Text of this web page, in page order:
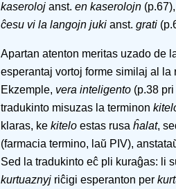
kaseroloj anst. en kaserolojn
ĉesu vi la langojn juki anst. grati
Apartan atenton meritas uzado de
esperantaj vortoj forme similaj al
Ekzemple, vera inteligento (p.38
tradukinto misuzas la terminon
klaras, ke kitelo estas rusa ĥalat,
(farmacia termino, laŭ PIV),
Sed la tradukinto eĉ pli kuraĝas: li
kurtuaznyj riĉigi esperanton per